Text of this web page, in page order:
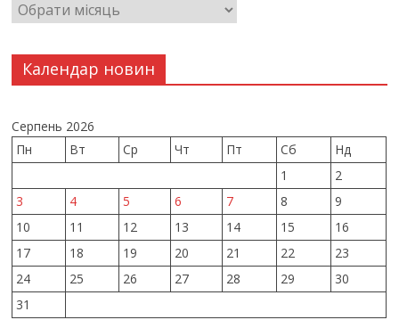
Календар новин
Серпень 2026
Пн
Вт Ср Чт Пт Сб
Нд
1
2
3
4 5 6 7 8
9
10
11 12 13 14 15
16
17
18 19 20 21 22
23
24
25 26 27 28 29
30
31